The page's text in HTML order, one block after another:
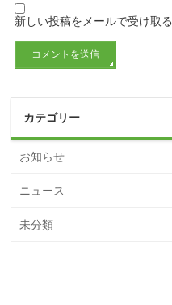
新しい投稿をメールで受け取る
カテゴリー
お知らせ
ニュース
未分類